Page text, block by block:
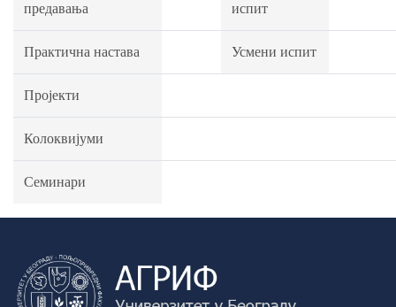
предавања
испит
Практична настава Усмени испит
Пројекти
Колоквијуми
Семинари